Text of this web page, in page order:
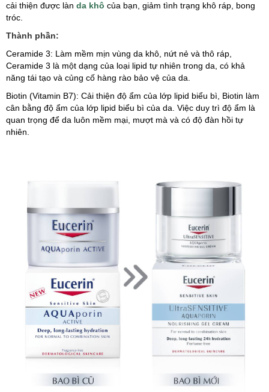
cải thiện được làn da khô của bạn, giảm tình trạng khô ráp, bong
tróc.
Thành phần:
Ceramide 3: Làm mềm mịn vùng da khô, nứt nẻ và thô ráp,
Ceramide 3 là một dạng của loại lipid tự nhiên trong da, có khả
năng tái tạo và củng cố hàng rào bảo vệ của da.
Biotin (Vitamin B7): Cải thiện độ ẩm của lớp lipid biểu bì, Biotin làm
cân bằng độ ẩm của lớp lipid biểu bì của da. Việc duy trì độ ẩm là
quan trọng để da luôn mềm mại, mượt mà và có độ đàn hồi tự
nhiên.